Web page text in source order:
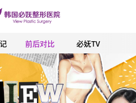
면 검색창을 닫을 수 있습니다.
前后对比 必妩TV